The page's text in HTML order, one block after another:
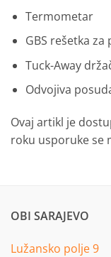
Termometar
GBS rešetka za
Tuck-Away
Odvojiva
Ovaj artikl je
roku usporuke se
OBI SARAJEVO
Lužansko polje 9